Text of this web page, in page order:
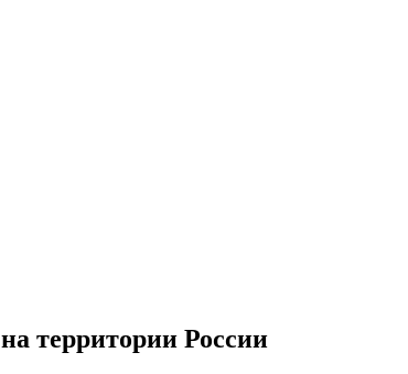
на территории России